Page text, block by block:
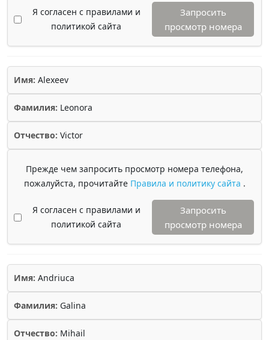
Я согласен с правилами и
политикой сайта
Запросить
просмотр номера
Имя: Alexeev
Фамилия: Leonora
Отчество: Victor
Прежде чем запросить просмотр номера телефона,
пожалуйста, прочитайте Правила и политику сайта .
Я согласен с правилами и
политикой сайта
Запросить
просмотр номера
Имя: Andriuca
Фамилия: Galina
Отчество: Mihail